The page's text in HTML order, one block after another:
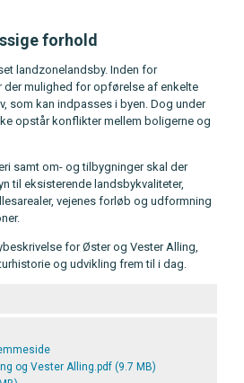
forhold
landzonelandsby. Inden for
mulighed for opførelse af enkelte
som kan indpasses i byen. Dog under
opstår konflikter mellem boligerne og
samt om- og tilbygninger skal der
til eksisterende landsbykvaliteter,
vejenes forløb og udformning
for Øster og Vester Alling,
og udvikling frem til i dag.
og Vester Alling.pdf (9.7 MB)